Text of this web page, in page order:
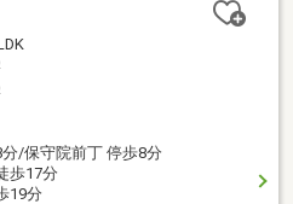
分/保守院前丁 停歩8分
歩17分
19分